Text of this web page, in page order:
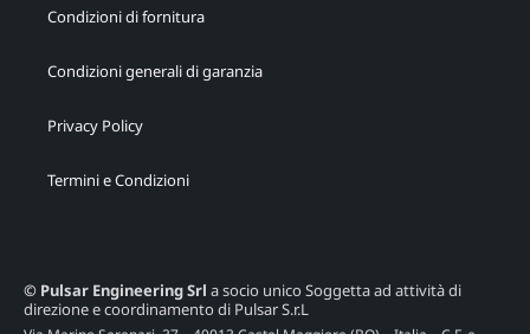
Condizioni di fornitura
Condizioni generali di garanzia
Privacy Policy
Termini e Condizioni
© Pulsar Engineering Srl a socio unico Soggetta ad attività di
direzione e coordinamento di Pulsar S.r.L